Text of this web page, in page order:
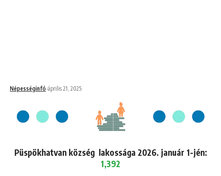
Népességinfó április 21, 2025
Püspökhatvan község lakossága 2026. január 1-jén:
1,392